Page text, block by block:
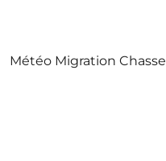
Météo Migration Chasse